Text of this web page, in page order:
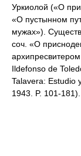
Уркиолой («О
«О пустынном
мужах»).
соч. «О
Ildefonso de
Talavera: Estudio
1943. P. 101-181).